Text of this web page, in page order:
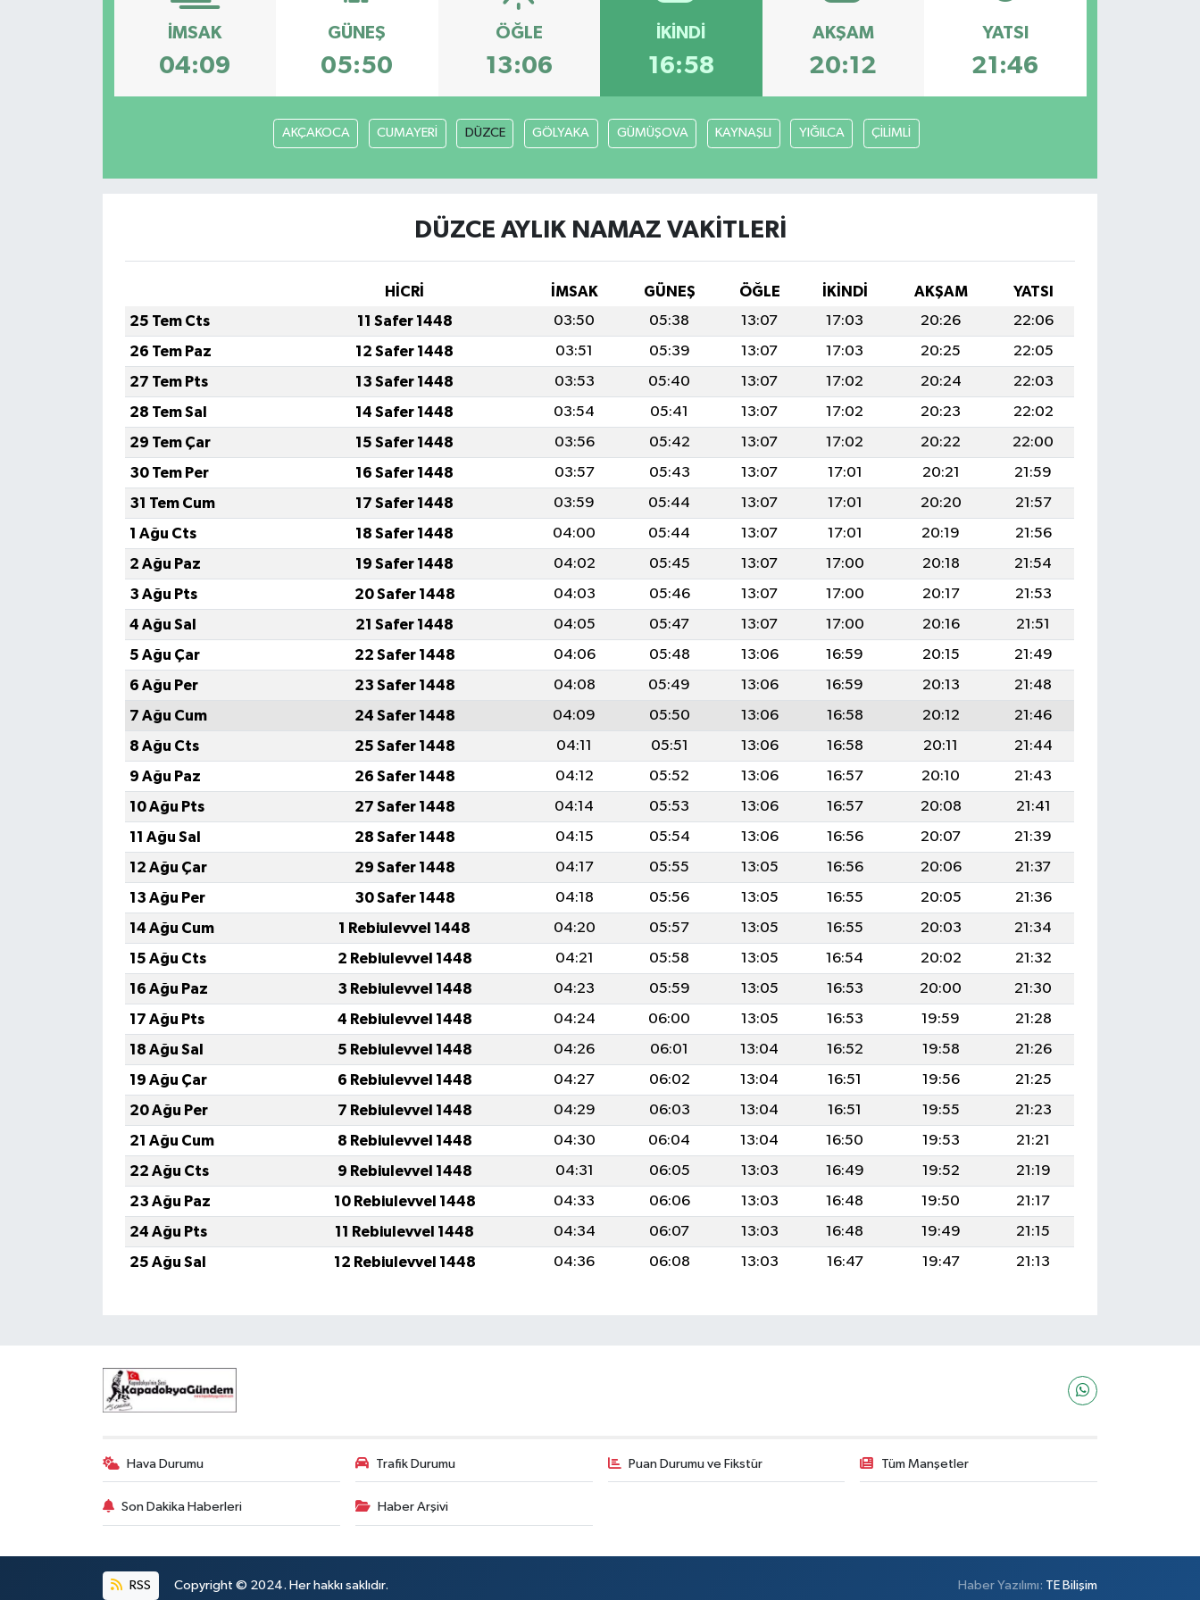
İMSAK
04:09
GÜNEŞ
05:50
ÖĞLE
13:06
İKINDI
16:58
AKŞAM
20:12
YATSI
21:46
AKÇAKOCA CUMAYERİ DÜZCE GÖLYAKA GÜMÜŞOVA KAYNAŞLI YIĞILCA ÇİLİMLİ
DÜZCE AYLIK NAMAZ VAKITLERI
HİCRİ İMSAK GÜNEŞ ÖĞLE İKINDI AKŞAM
YATSI
25 Tem Cts
11 Safer 1448 03:50 05:38 13:07 17:03 20:26
22:06
26 Tem Paz
12 Safer 1448 03:51 05:39 13:07 17:03 20:25
22:05
27 Tem Pts
13 Safer 1448 03:53 05:40 13:07 17:02 20:24
22:03
28 Tem Sal
14 Safer 1448 03:54 05:41 13:07 17:02 20:23
22:02
29 Tem Çar
15 Safer 1448 03:56 05:42 13:07 17:02 20:22
22:00
30 Tem Per
16 Safer 1448 03:57 05:43 13:07 17:01 20:21
21:59
31 Tem Cum
17 Safer 1448 03:59 05:44 13:07 17:01 20:20
21:57
1 Ağu Cts
18 Safer 1448 04:00 05:44 13:07 17:01 20:19
21:56
2 Ağu Paz
19 Safer 1448 04:02 05:45 13:07 17:00 20:18
21:54
3 Ağu Pts
20 Safer 1448 04:03 05:46 13:07 17:00 20:17
21:53
4 Ağu Sal
21 Safer 1448 04:05 05:47 13:07 17:00 20:16
21:51
5 Ağu Çar
22 Safer 1448 04:06 05:48 13:06 16:59 20:15
21:49
6 Ağu Per
23 Safer 1448 04:08 05:49 13:06 16:59 20:13
21:48
7 Ağu Cum
24 Safer 1448 04:09 05:50 13:06 16:58 20:12
21:46
8 Ağu Cts
25 Safer 1448 04:11 05:51 13:06 16:58 20:11
21:44
9 Ağu Paz
26 Safer 1448 04:12 05:52 13:06 16:57 20:10
21:43
10 Ağu Pts
27 Safer 1448 04:14 05:53 13:06 16:57 20:08
21:41
11 Ağu Sal
28 Safer 1448 04:15 05:54 13:06 16:56 20:07
21:39
12 Ağu Çar
29 Safer 1448 04:17 05:55 13:05 16:56 20:06
21:37
13 Ağu Per
30 Safer 1448 04:18 05:56 13:05 16:55 20:05
21:36
14 Ağu Cum
1 Rebiulevvel 1448 04:20 05:57 13:05 16:55 20:03
21:34
15 Ağu Cts
2 Rebiulevvel 1448 04:21 05:58 13:05 16:54 20:02
21:32
16 Ağu Paz
3 Rebiulevvel 1448 04:23 05:59 13:05 16:53 20:00
21:30
17 Ağu Pts
4 Rebiulevvel 1448 04:24 06:00 13:05 16:53 19:59
21:28
18 Ağu Sal
5 Rebiulevvel 1448 04:26 06:01 13:04 16:52 19:58
21:26
19 Ağu Çar
6 Rebiulevvel 1448 04:27 06:02 13:04 16:51 19:56
21:25
20 Ağu Per
7 Rebiulevvel 1448 04:29 06:03 13:04 16:51 19:55
21:23
21 Ağu Cum
8 Rebiulevvel 1448 04:30 06:04 13:04 16:50 19:53
21:21
22 Ağu Cts
9 Rebiulevvel 1448 04:31 06:05 13:03 16:49 19:52
21:19
23 Ağu Paz
10 Rebiulevvel 1448 04:33 06:06 13:03 16:48 19:50
21:17
24 Ağu Pts
11 Rebiulevvel 1448 04:34 06:07 13:03 16:48 19:49
21:15
25 Ağu Sal
12 Rebiulevvel 1448 04:36 06:08 13:03 16:47 19:47 21:13
Hava Durumu Trafik Durumu Puan Durumu ve Fikstür Tüm Manşetler
Son Dakika Haberleri Haber Arşivi
RSS Copyright © 2024. Her hakkı saklıdır. Haber Yazılımı: TE Bilişim